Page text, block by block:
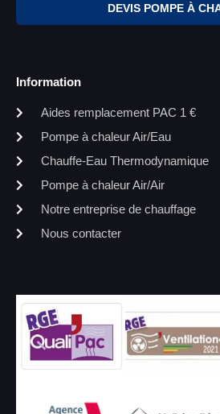
DEVIS POMPE À
Information
Aides remplacement PAC 1 €
Pompe à chaleur Air/Eau
Chauffe-Eau Thermodynamique
Pompe à chaleur Air/Air
Notre entreprise de chauffage
Nous contacter